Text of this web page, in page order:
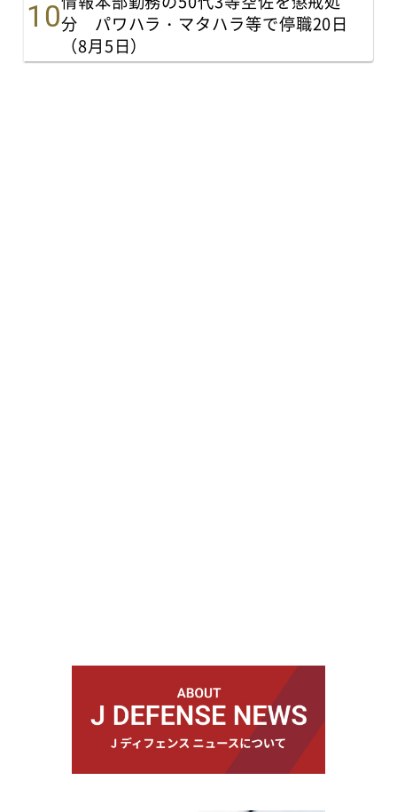
分 パワハラ・マタハラ等で停職20日
（8月5日）